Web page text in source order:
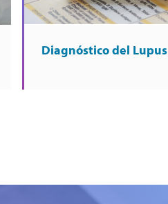
Diagnóstico del Lupus